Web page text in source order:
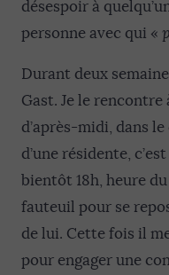
désespoir à
personne avec qui «
Durant deux
Gast. Je le
d’après-midi, dans
d’une résidente,
bientôt 18h, heure
fauteuil pour se
de lui. Cette fois il
pour engager une